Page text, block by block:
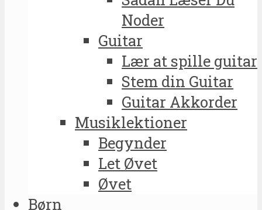
Noder
Guitar
Lær at spille guitar
Stem din Guitar
Guitar Akkorder
Musiklektioner
Begynder
Let Øvet
Øvet
Børn